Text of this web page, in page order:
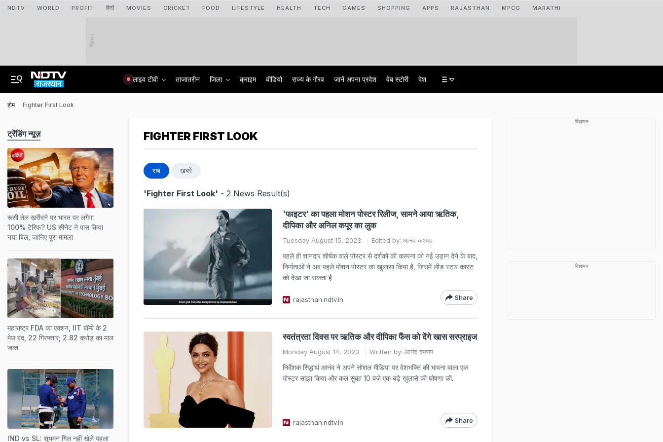
NDTV WORLD PROFIT हिंदी MOVIES CRICKET FOOD LIFESTYLE HEALTH TECH GAMES SHOPPING APPS RAJASTHAN MPCG MARATHI
विज्ञापन
लाइव टीवी ताजातरीन जिला क्राइम वीडियो राज्‍य के गौरव जानें अपना प्रदेश वेब स्टोरी देश
होम Fighter First Look
FIGHTER FIRST LOOK
सब ख़बरें
'Fighter First Look' - 2 News Result(s)
'फाइटर' का पहला मोशन पोस्टर रिलीज, सामने आया ऋतिक,
दीपिका और अनिल कपूर का लुक
Tuesday August 15, 2023 Edited by: आनंद कश्यप
पहले ही शानदार शीर्षक वाले पोस्टर से दर्शकों की कल्पना को नई उड़ान देने के बाद,
निर्माताओं ने अब पहले मोशन पोस्टर का खुलासा किया है, जिसमें लीड स्टार कास्ट
को देखा जा सकता है
rajasthan.ndtv.in Share
स्वतंत्रता दिवस पर ऋतिक और दीपिका फैंस को देंगे खास सरप्राइज
Monday August 14, 2023 Written by: आनंद कश्यप
निर्देशक सिद्धार्थ आनंद ने अपने सोशल मीडिया पर देशभक्ति की भावना वाला एक
पोस्टर साझा किया और कल सुबह 10 बजे एक बड़े खुलासे की घोषणा की.
rajasthan.ndtv.in Share
ट्रेंडिंग न्यूज़
रूसी तेल खरीदने पर भारत पर लगेगा
100% टैरिफ? US सीनेट ने पास किया
नया बिल, जानिए पूरा मामला
महाराष्ट्र FDA का एक्शन, IIT बॉम्बे के 2
मेस बंद, 22 गिरफ्तार; 2.82 करोड़ का माल
जब्त
IND vs SL: शुभमन गिल नहीं खेले पहला
विज्ञापन
विज्ञापन